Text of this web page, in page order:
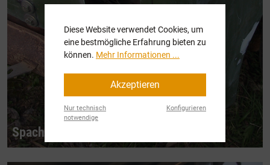
Spachtel & Dichtstoffe
Diese Website verwendet Cookies, um
eine bestmögliche Erfahrung bieten zu
können. Mehr Informationen ...
Akzeptieren
Nur technisch
notwendige
Konfigurieren